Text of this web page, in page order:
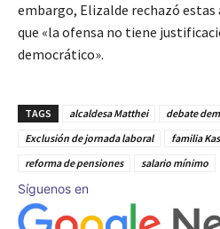
embargo, Elizalde rechazó
que «la ofensa no tiene
democrático».
TAGS alcaldesa Matthei
debate
Exclusión de jornada laboral
familia
reforma de pensiones
salario mínimo
Síguenos en